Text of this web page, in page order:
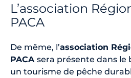
L’association
PACA
De même, l’association
PACA sera présente dans
un tourisme de pêche